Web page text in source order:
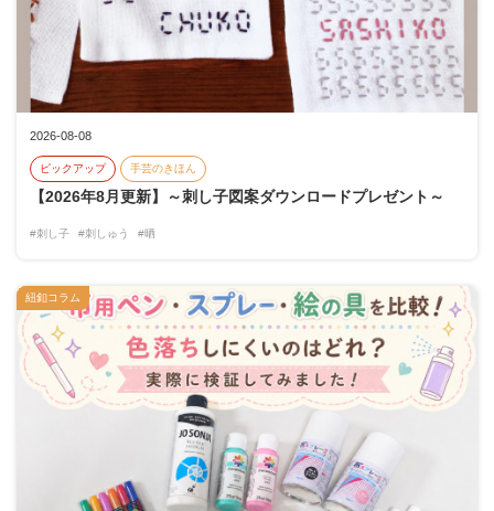
2026-08-08
ピックアップ 手芸のきほん
【2026年8月更新】～刺し子図案ダウンロードプレゼント～
#刺し子 #刺しゅう #晒
紐釦コラム